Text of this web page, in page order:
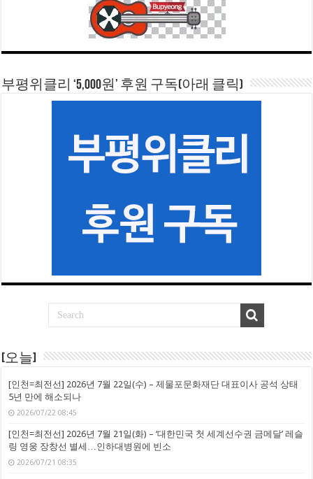
부평위클리 ‘5,000원’ 후원 구독(아래 클릭)
[오늘]
[인천=최전선] 2026년 7월 22일(수) – 제물포문화재단 대표이사 공석 상태
5년 만에 해소되나
2026/07/22 08:45
[인천=최전선] 2026년 7월 21일(화) – ‘대한민국 첫 세계선수권 금메달’ 레슬
링 영웅 장창선 별세…인하대병원에 빈소
2026/07/21 08:35